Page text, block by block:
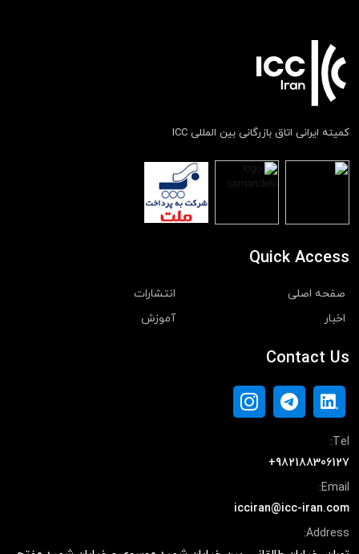
کمیته ایرانی اتاق بازرگانی بین المللی ICC
Quick Access
صفحه اصلی
انتشارات
اخبار
آموزش
Contact Us
Tel:
+982188306127
Email:
icciran@icc-iran.com
Address: